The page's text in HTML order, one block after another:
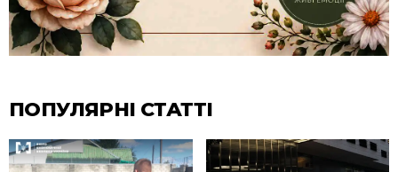
ПОПУЛЯРНІ СТАТТІ